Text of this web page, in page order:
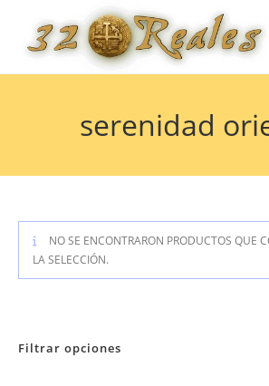
contenido
serenidad
NO SE ENCONTRARON PRODUCTOS QUE
LA SELECCIÓN.
Filtrar opciones